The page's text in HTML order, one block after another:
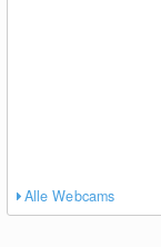
Alle Webcams